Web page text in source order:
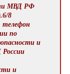
МВД РФ
8
телефон
по
и
России
и